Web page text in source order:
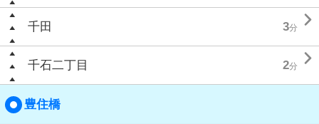
千田 3分 
千石二丁目 2分 
豊住橋